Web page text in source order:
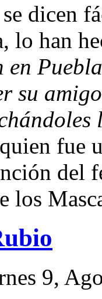
dicen
lo han
en
su
fue
del
los
9,